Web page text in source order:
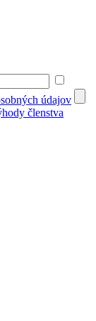
údajov
členstva